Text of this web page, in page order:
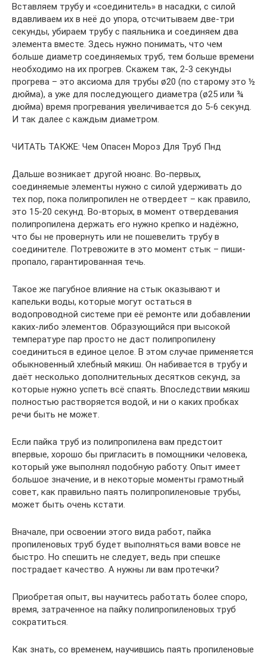
Вставляем трубу и «соединитель» в насадки, с силой
вдавливаем их в неё до упора, отсчитываем две-три
секунды, убираем трубу с паяльника и соединяем два
элемента вместе. Здесь нужно понимать, что чем
больше диаметр соединяемых труб, тем больше времени
необходимо на их прогрев. Скажем так, 2-3 секунды
прогрева – это аксиома для трубы ø20 (по старому это ½
дюйма), а уже для последующего диаметра (ø25 или ¾
дюйма) время прогревания увеличивается до 5-6 секунд.
И так далее с каждым диаметром.
ЧИТАТЬ ТАКЖЕ: Чем Опасен Мороз Для Труб Пнд
Дальше возникает другой нюанс. Во-первых,
соединяемые элементы нужно с силой удерживать до
тех пор, пока полипропилен не отвердеет – как правило,
это 15-20 секунд. Во-вторых, в момент отвердевания
полипропилена держать его нужно крепко и надёжно,
что бы не провернуть или не пошевелить трубу в
соединителе. Потревожите в это момент стык – пиши-
пропало, гарантированная течь.
Такое же пагубное влияние на стык оказывают и
капельки воды, которые могут остаться в
водопроводной системе при её ремонте или добавлении
каких-либо элементов. Образующийся при высокой
температуре пар просто не даст полипропилену
соединиться в единое целое. В этом случае применяется
обыкновенный хлебный мякиш. Он набивается в трубу и
даёт несколько дополнительных десятков секунд, за
которые нужно успеть всё спаять. Впоследствии мякиш
полностью растворяется водой, и ни о каких пробках
речи быть не может.
Если пайка труб из полипропилена вам предстоит
впервые, хорошо бы пригласить в помощники человека,
который уже выполнял подобную работу. Опыт имеет
большое значение, и в некоторые моменты грамотный
совет, как правильно паять полипропиленовые трубы,
может быть очень кстати.
Вначале, при освоении этого вида работ, пайка
пропиленовых труб будет выполняться вами вовсе не
быстро. Но спешить не следует, ведь при спешке
пострадает качество. А нужны ли вам протечки?
Приобретая опыт, вы научитесь работать более споро,
время, затраченное на пайку полипропиленовых труб
сократиться.
Как знать, со временем, научившись паять пропиленовые